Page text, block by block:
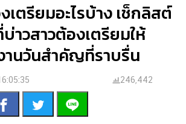
เตรียมอะไรบ้าง เช็กลิสต์
าวสาวต้องเตรียมให้
นวันสำคัญที่ราบรื่น
246,442